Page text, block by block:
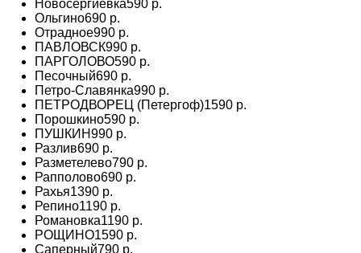
Новосергиевка590 р.
Ольгино690 р.
Отрадное990 р.
ПАВЛОВСК990 р.
ПАРГОЛОВО590 р.
Песочный690 р.
Петро-Славянка990 р.
ПЕТРОДВОРЕЦ (Петергоф)1590 р.
Порошкино590 р.
ПУШКИН990 р.
Разлив690 р.
Разметелево790 р.
Рапполово690 р.
Рахья1390 р.
Репино1190 р.
Романовка1190 р.
РОЩИНО1590 р.
Саперный790 р.